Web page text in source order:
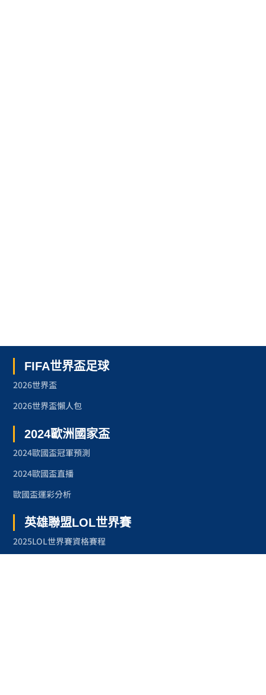
FIFA世界盃足球
2026世界盃
2026世界盃懶人包
2024歐洲國家盃
2024歐國盃冠軍預測
2024歐國盃直播
歐國盃運彩分析
英雄聯盟LOL世界賽
2025LOL世界賽資格賽程